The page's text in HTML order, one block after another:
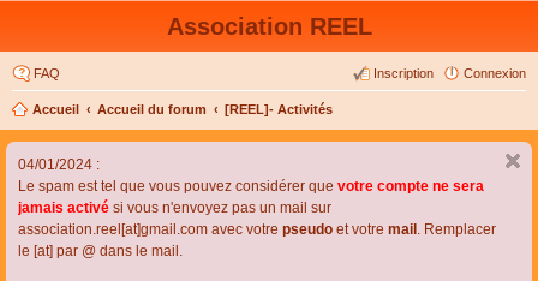
Association REEL
FAQ Connexion
Inscription
Accueil Accueil du forum [REEL]- Activités
04/01/2024 :
Le spam est tel que vous pouvez considérer que votre compte ne sera
jamais activé si vous n'envoyez pas un mail sur
association.reel[at]gmail.com avec votre pseudo et votre mail . Remplacer
le [at] par @ dans le mail.